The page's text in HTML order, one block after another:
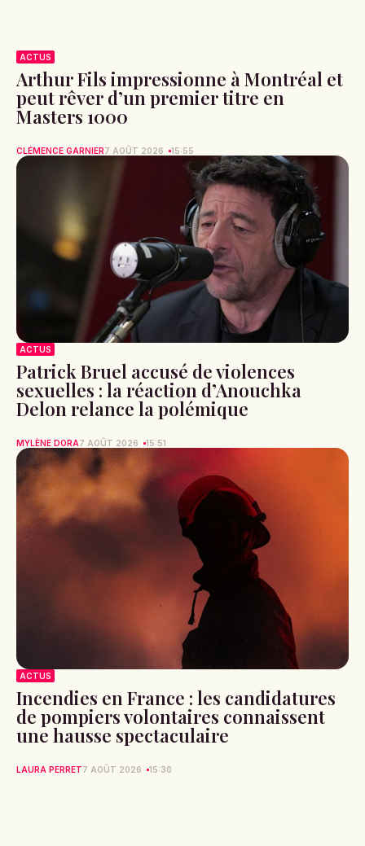
ACTUS
Arthur Fils impressionne à Montréal et
peut rêver d’un premier titre en
Masters 1000
CLÉMENCE GARNIER7 AOÛT 2026 15:55
ACTUS
Patrick Bruel accusé de violences
sexuelles : la réaction d’Anouchka
Delon relance la polémique
MYLÈNE DORA7 AOÛT 2026 15:51
ACTUS
Incendies en France : les candidatures
de pompiers volontaires connaissent
une hausse spectaculaire
LAURA PERRET7 AOÛT 2026 15:30